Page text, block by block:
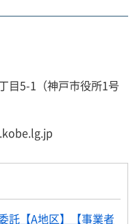
目5-1（神戸市役所1号
託【A地区】【事業者